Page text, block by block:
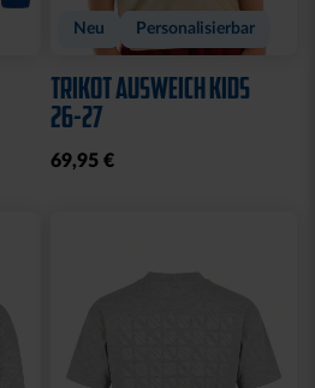
Neu Personalisierbar
TRIKOT AUSWEICH KIDS
26-27
69,95 €